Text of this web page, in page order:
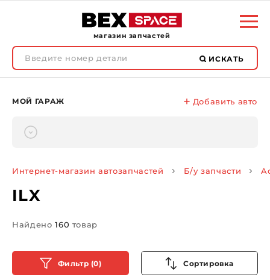
магазин запчастей
ИСКАТЬ
МОЙ ГАРАЖ Добавить авто
Интернет-магазин автозапчастей Б/у запчасти
ILX
Найдено160 товар
Фильтр (0) Сортировка